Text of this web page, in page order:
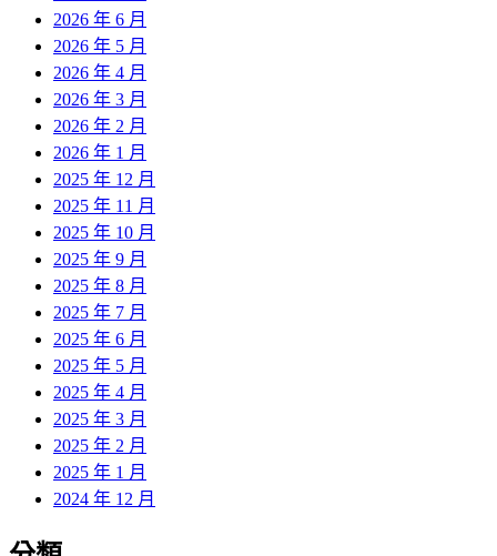
2026 年 6 月
2026 年 5 月
2026 年 4 月
2026 年 3 月
2026 年 2 月
2026 年 1 月
2025 年 12 月
2025 年 11 月
2025 年 10 月
2025 年 9 月
2025 年 8 月
2025 年 7 月
2025 年 6 月
2025 年 5 月
2025 年 4 月
2025 年 3 月
2025 年 2 月
2025 年 1 月
2024 年 12 月